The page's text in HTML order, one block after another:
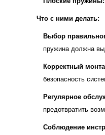
Что с ними делать:
Выбор
пружина должна
Корректный
безопасность
Регулярное
предотвратить
Соблюдение